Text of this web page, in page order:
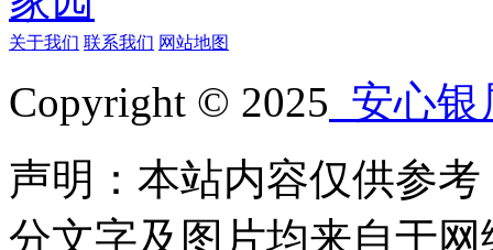
关于我们 联系我们 网站地图
Copyright © 2025 安心银
声明：本站内容仅供参
分文字及图片均来自于